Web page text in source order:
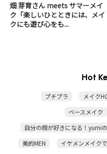
畑 芽育さん meets サマーメイ
ク「楽しいひとときには、メイ
クにも遊び心をも...
Hot
プチプラ メイク
ベースメイク
自分の顔が好きになる！yumi
美的MEN
イケメンメイク